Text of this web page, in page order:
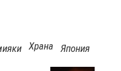
Храна Япония